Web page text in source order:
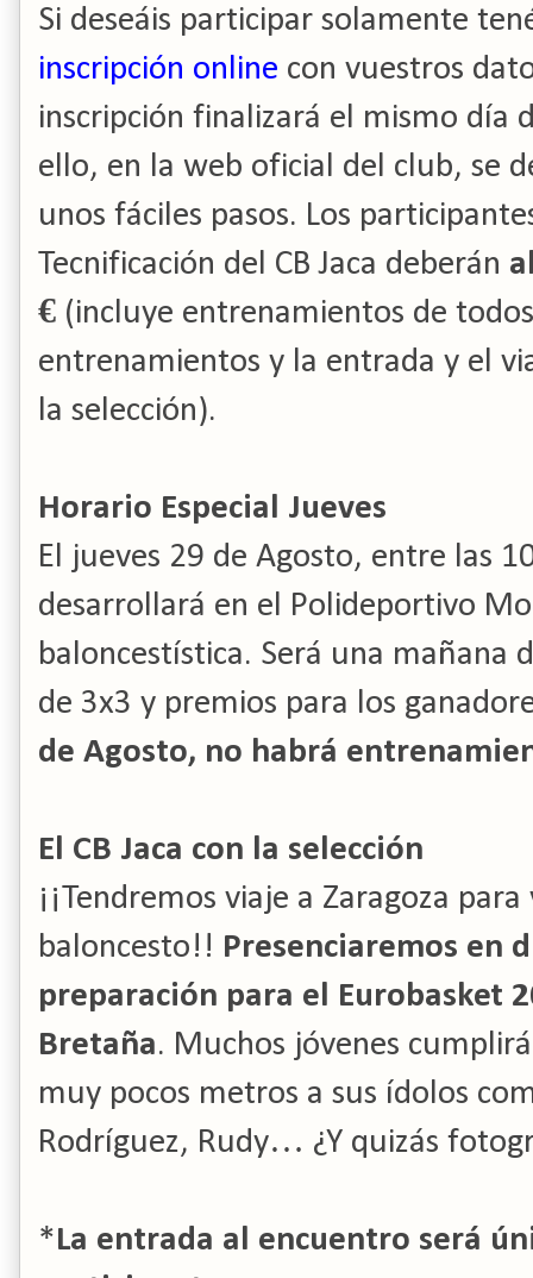
Si deseáis participar solamente
inscripción online con vuestros
inscripción finalizará el mismo día
ello, en la web oficial del club, se
unos fáciles pasos. Los
Tecnificación del CB Jaca deberán
€ (incluye entrenamientos de
entrenamientos y la entrada y el
la selección).
Horario Especial Jueves
El jueves 29 de Agosto, entre las
desarrollará en el Polideportivo
baloncestística. Será una mañana
de 3x3 y premios para los
de Agosto, no habrá
El CB Jaca con la selección
¡¡Tendremos viaje a Zaragoza
baloncesto!! Presenciaremos en
preparación para el Eurobasket
Bretaña. Muchos jóvenes
muy pocos metros a sus ídolos
Rodríguez, Rudy… ¿Y quizás
*La entrada al encuentro será